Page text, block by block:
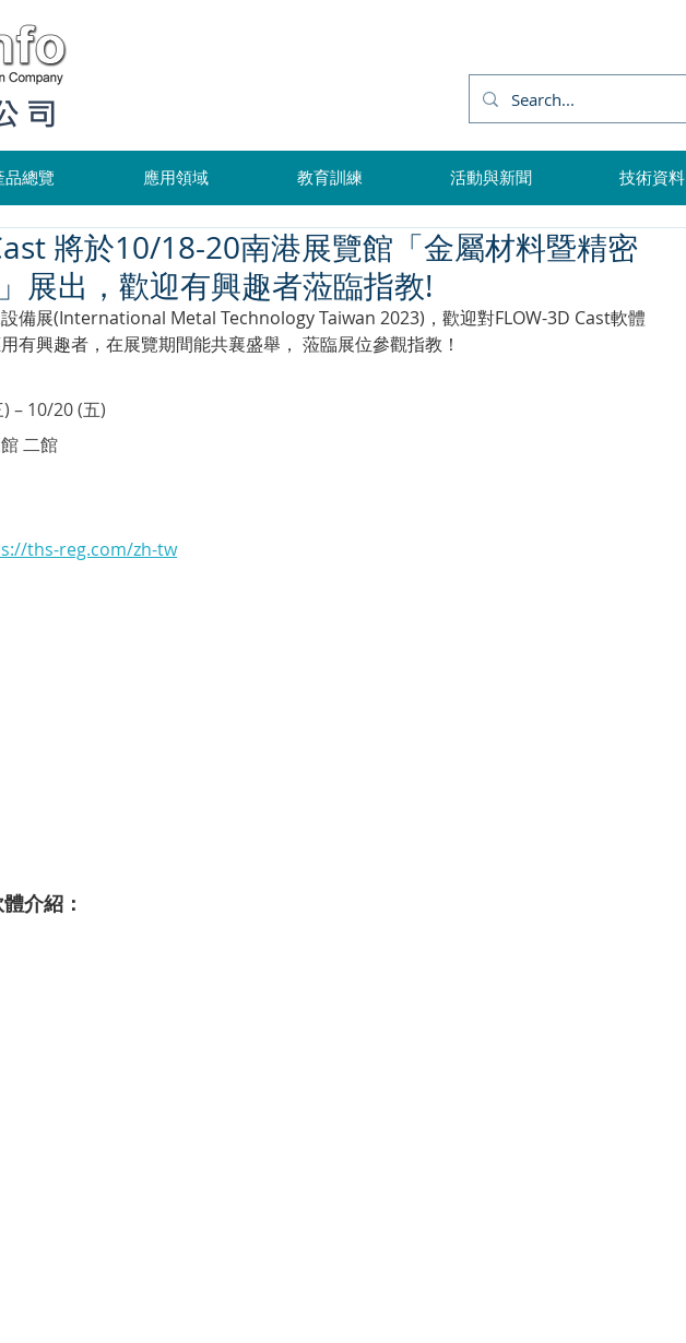
司
品總覽 應用領域 教育訓練 活動與新聞 技術資料
將於10/18-20南港展覽館「金屬材料暨精密
展出，歡迎有興趣者蒞臨指教!
備展(International Metal Technology Taiwan 2023)，歡迎對FLOW-3D Cast軟體
有興趣者，在展覽期間能共襄盛舉， 蒞臨展位參觀指教！
– 10/20 (五)
二館
ths-reg.com/zh-tw
介紹：